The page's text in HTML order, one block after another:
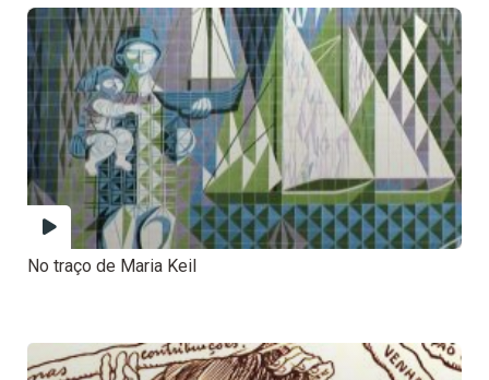
No traço de Maria Keil